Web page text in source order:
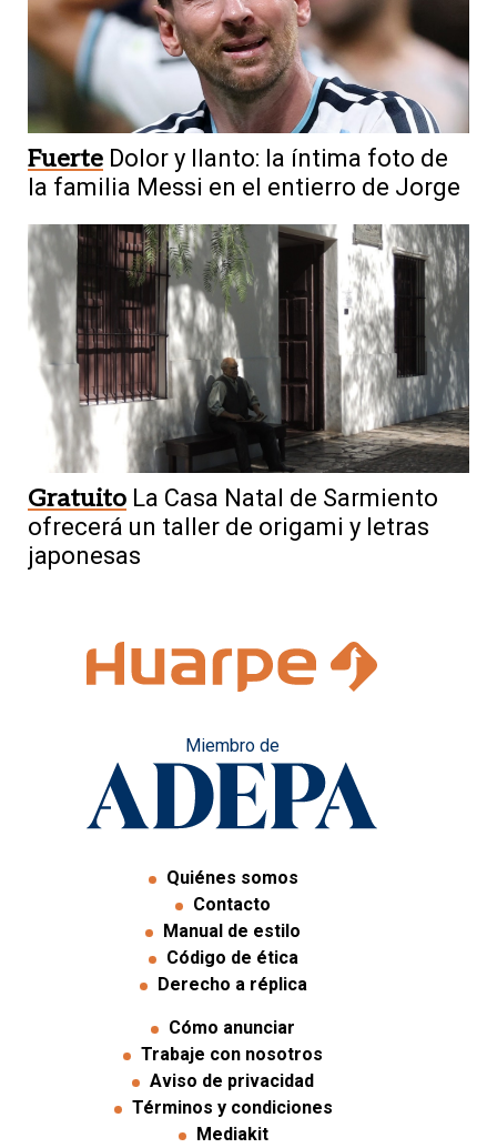
Fuerte Dolor y llanto: la íntima foto de
la familia Messi en el entierro de Jorge
Gratuito La Casa Natal de Sarmiento
ofrecerá un taller de origami y letras
japonesas
Miembro de
Quiénes somos
Contacto
Manual de estilo
Código de ética
Derecho a réplica
Cómo anunciar
Trabaje con nosotros
Aviso de privacidad
Términos y condiciones
Mediakit